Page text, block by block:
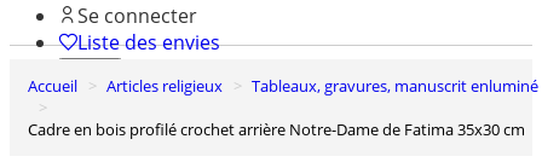
Se connecter
Liste des envies
0
Accueil Articles religieux
Tableaux, gravures, manuscrit enluminé
Cadre en bois profilé crochet arrière Notre-Dame de Fatima 35x30 cm